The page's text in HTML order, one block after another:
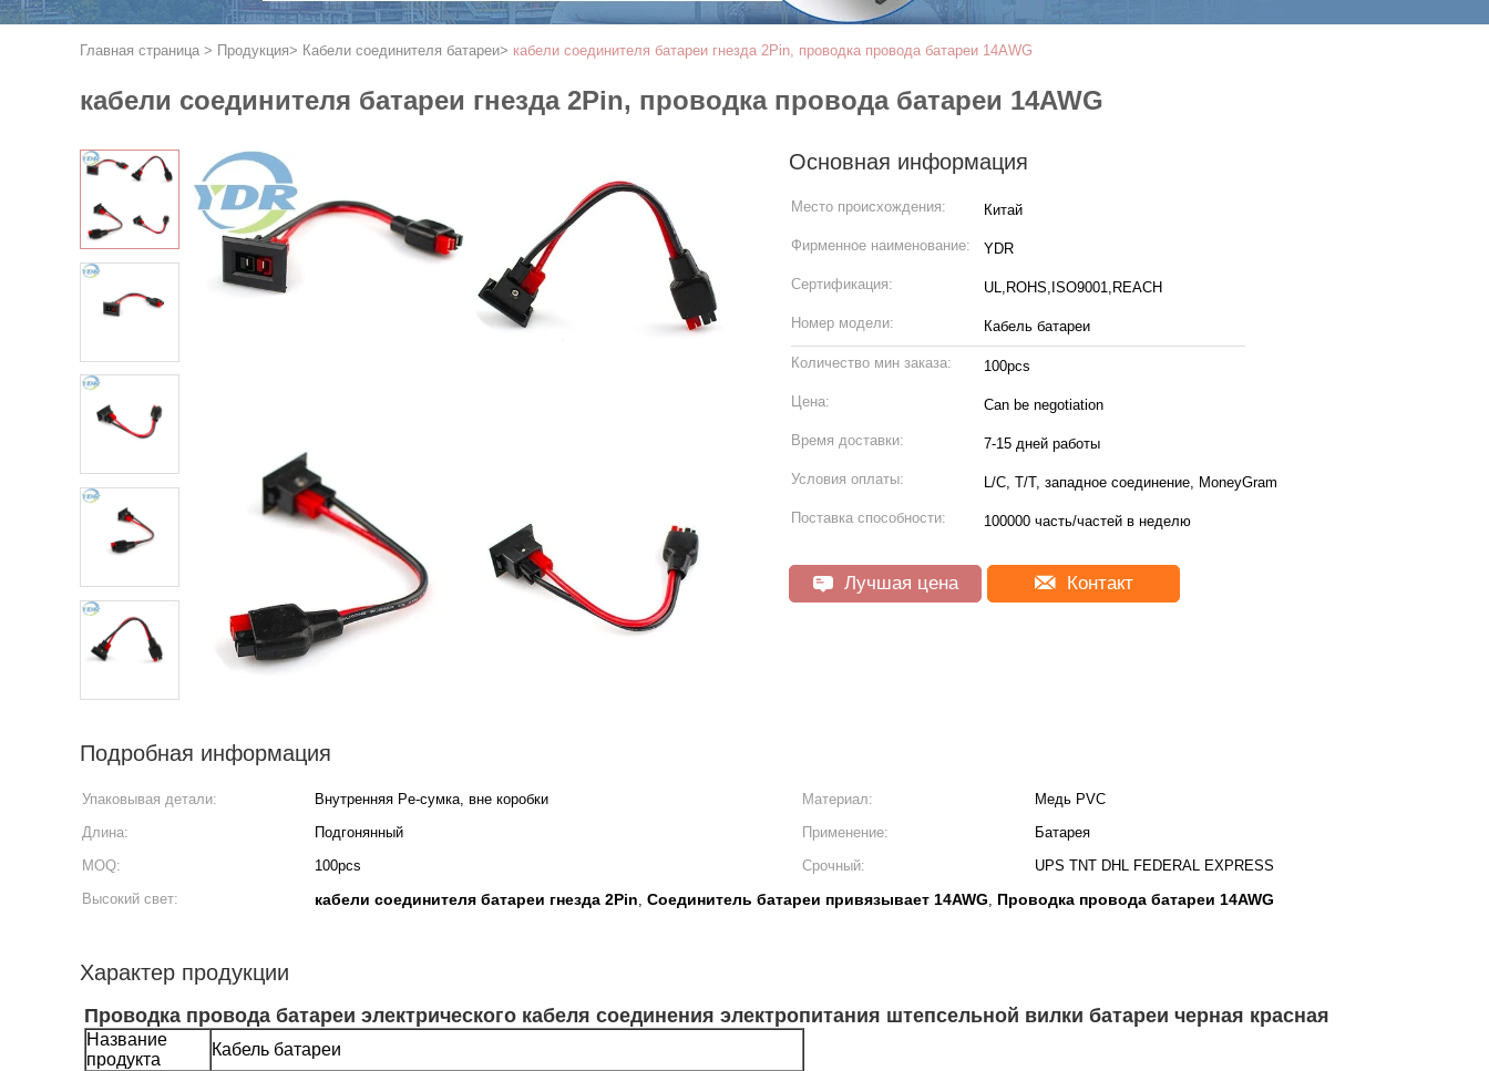
Главная страница > Продукция> Кабели соединителя батареи> кабели соединителя батареи гнезда 2Pin, проводка провода батареи 14AWG
кабели соединителя батареи гнезда 2Pin, проводка провода батареи 14AWG
Основная информация
Место происхождения: Китай
Фирменное наименование: YDR
Сертификация: UL,ROHS,ISO9001,REACH
Номер модели: Кабель батареи
Количество мин заказа: 100pcs
Цена: Can be negotiation
Время доставки: 7-15 дней работы
Условия оплаты: L/C, T/T, западное соединение, MoneyGram
Поставка способности: 100000 часть/частей в неделю
Лучшая цена Контакт
Подробная информация
Упаковывая детали: Внутренняя Pe-сумка, вне коробки Материал:
Медь PVC
Длина:
Подгонянный Применение:
Батарея
MOQ:
100pcs Срочный:
UPS TNT DHL FEDERAL EXPRESS
Высокий свет:
кабели соединителя батареи гнезда 2Pin, Соединитель батареи привязывает 14AWG, Проводка провода батареи 14AWG
Характер продукции
Проводка провода батареи электрического кабеля соединения электропитания штепсельной вилки батареи черная красная
Название
продукта
Кабель батареи